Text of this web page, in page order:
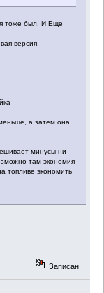
тоже был. И Еще
версия.
а затем она
минусы ни
там экономия
топливе экономить
Записан